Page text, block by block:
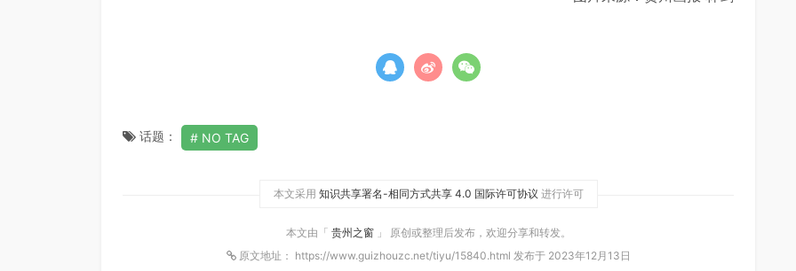
话题： NO TAG
本文采用 知识共享署名-相同方式共享 4.0 国际许可协议 进行许可
本文由「 贵州之窗 」 原创或整理后发布，欢迎分享和转发。
原文地址： https://www.guizhouzc.net/tiyu/15840.html 发布于 2023年12月13日